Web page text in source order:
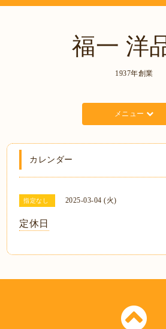
福一 洋
1937年創業
メニュー
カレンダー
指定なし 2025-03-04 (火)
定休日